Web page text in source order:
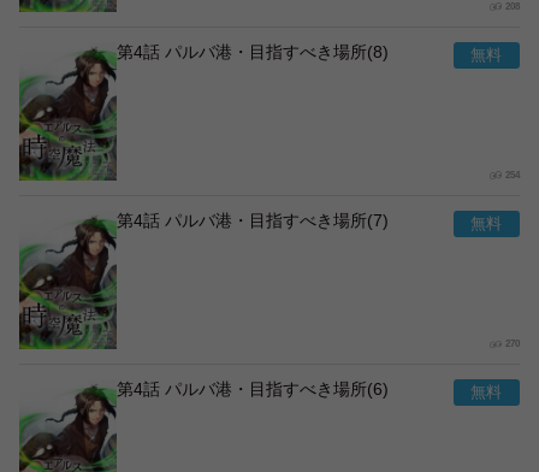
208
第4話 パルバ港・目指すべき場所(8)
254
第4話 パルバ港・目指すべき場所(7)
270
第4話 パルバ港・目指すべき場所(6)